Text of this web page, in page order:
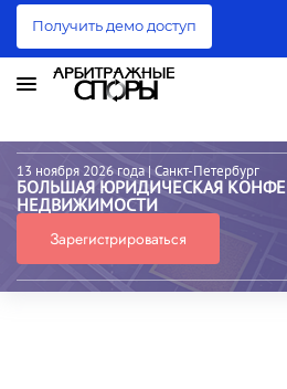
Получить демо доступ
13 ноября 2026 года | Санкт-Петербург
БОЛЬШАЯ ЮРИДИЧЕСКАЯ
НЕДВИЖИМОСТИ
Зарегистрироваться